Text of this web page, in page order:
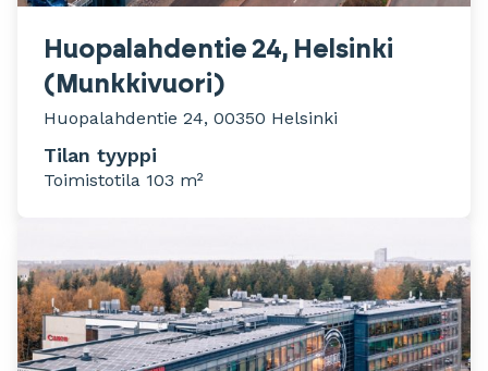
Huopalahdentie 24, Helsinki
(Munkkivuori)
Huopalahdentie 24, 00350 Helsinki
Tilan tyyppi
Toimistotila 103 m²